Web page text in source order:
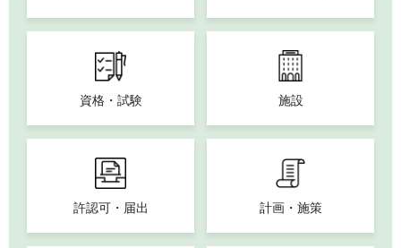
資格・試験 施設
許認可・届出 計画・施策